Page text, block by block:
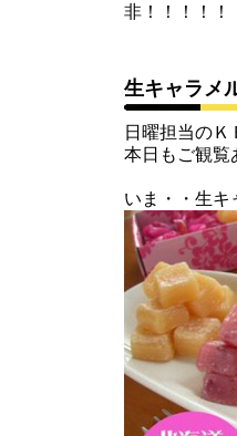
非！！！！！
生キャラメ
日曜担当のＫ
本日もご観覧
いま・・生キ